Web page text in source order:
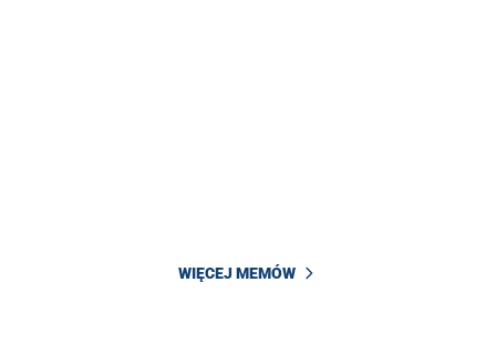
WIĘCEJ MEMÓW